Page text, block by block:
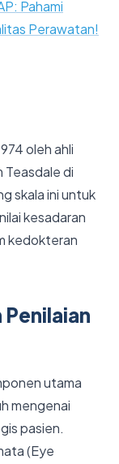
Pahami
Perawatan!
oleh ahli
Teasdale di
skala ini untuk
kesadaran
kedokteran
utama
mengenai
pasien.
(Eye